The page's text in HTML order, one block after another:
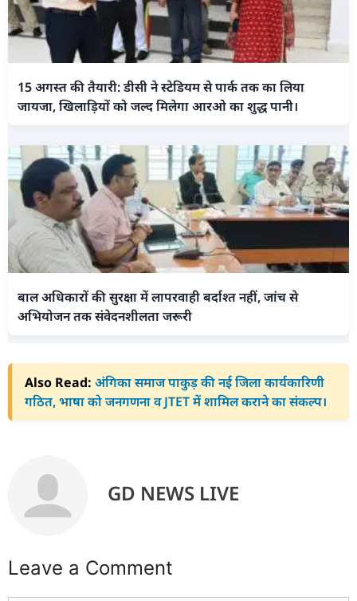
15 अगस्त की तैयारी: डीसी ने स्टेडियम से पार्क तक का लिया
जायजा, खिलाड़ियों को जल्द मिलेगा आरओ का शुद्ध पानी।
बाल अधिकारों की सुरक्षा में लापरवाही बर्दाश्त नहीं, जांच से
अभियोजन तक संवेदनशीलता जरूरी
Also Read: अंगिका समाज पाकुड़ की नई जिला कार्यकारिणी
गठित, भाषा को जनगणना व JTET में शामिल कराने का संकल्प।
GD NEWS LIVE
Leave a Comment